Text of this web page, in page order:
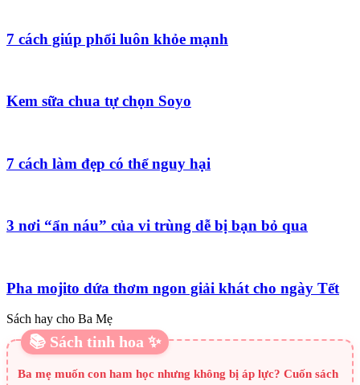
7 cách giúp phổi luôn khỏe mạnh
Kem sữa chua tự chọn Soyo
7 cách làm đẹp có thể nguy hại
3 nơi “ẩn náu” của vi trùng dễ bị bạn bỏ qua
Pha mojito dứa thơm ngon giải khát cho ngày Tết
Sách hay cho Ba Mẹ
📚 Sách tinh hoa ✨
Ba mẹ muốn con ham học nhưng không bị áp lực? Cuốn sách